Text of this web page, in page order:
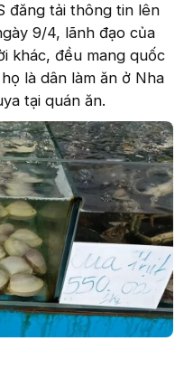
đăng tải thông tin lên
9/4, lãnh đạo của
khác, đều mang quốc
là dân làm ăn ở Nha
tại quán ăn.